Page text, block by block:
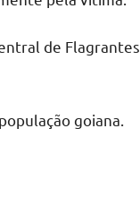
de Flagrantes
goiana.